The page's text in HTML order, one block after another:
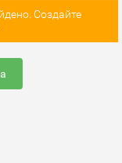
Создайте